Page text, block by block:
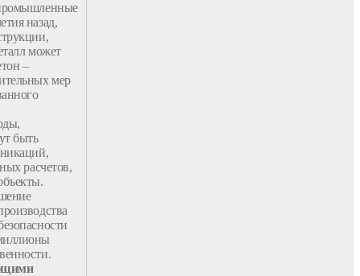
назад,
,
может
–
мер
быть
расчетов,
.